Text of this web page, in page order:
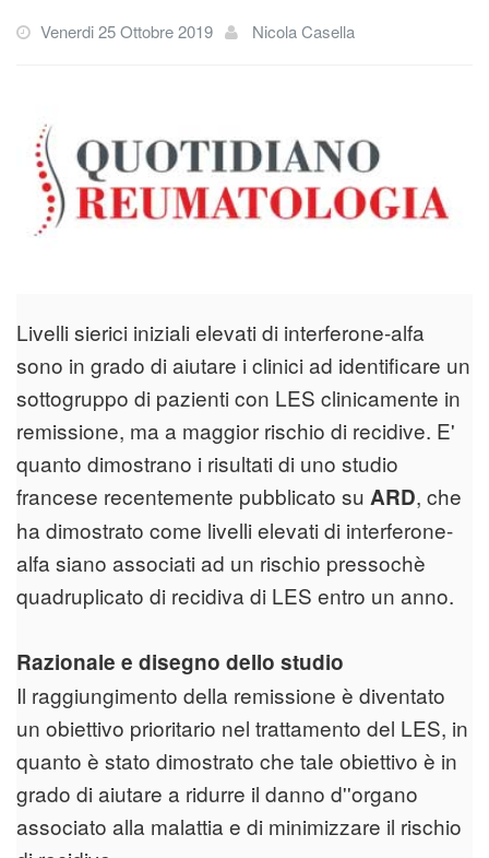
Venerdi 25 Ottobre 2019 Nicola Casella
Livelli sierici iniziali elevati di interferone-alfa
sono in grado di aiutare i clinici ad identificare un
sottogruppo di pazienti con LES clinicamente in
remissione, ma a maggior rischio di recidive. E'
quanto dimostrano i risultati di uno studio
francese recentemente pubblicato su ARD, che
ha dimostrato come livelli elevati di interferone-
alfa siano associati ad un rischio pressochè
quadruplicato di recidiva di LES entro un anno.
Razionale e disegno dello studio
Il raggiungimento della remissione è diventato
un obiettivo prioritario nel trattamento del LES, in
quanto è stato dimostrato che tale obiettivo è in
grado di aiutare a ridurre il danno d''organo
associato alla malattia e di minimizzare il rischio